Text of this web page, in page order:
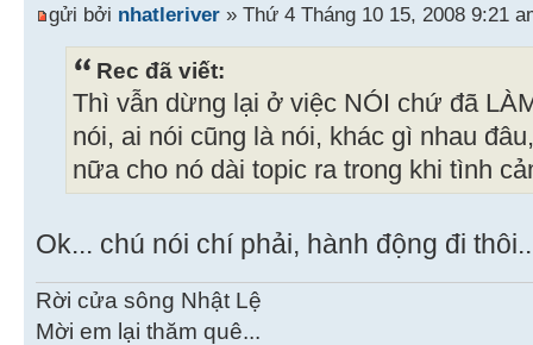
gửi bởi nhatleriver » Thứ 4 Tháng 10 15, 2008 9:21
Rec đã viết:
Thì vẫn dừng lại ở việc NÓI chứ đã
nói, ai nói cũng là nói, khác gì nhau
nữa cho nó dài topic ra trong khi tình
Ok... chú nói chí phải, hành động đi
Rời cửa sông Nhật Lệ
Mời em lại thăm quê...